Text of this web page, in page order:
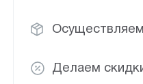
Делаем